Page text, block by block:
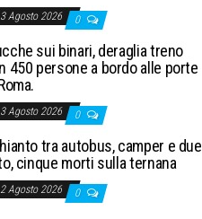
3 Agosto 2026 0
sui binari, deraglia treno
450 persone a bordo alle porte
3 Agosto 2026 0
tra autobus, camper e due
cinque morti sulla ternana
2 Agosto 2026 0